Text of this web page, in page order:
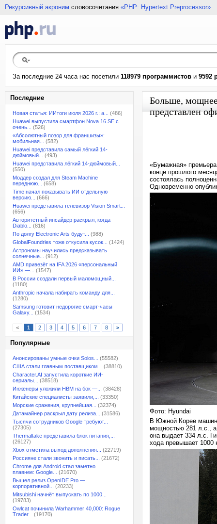
Рекурсивный акроним словосочетания «PHP: Hypertext Preprocessor»
За последние 24 часа нас посетили 118979 программистов и 9592
Последние
Новая статья: ИИтоги июля 2026 г.: а...
(486)
Huawei выпустила смартфон Nova 16 SE с
очень...
(526)
«Абсолютный позор для франшизы»:
мобильная...
(582)
Huawei представила самый лёгкий 14-
дюймовый...
(493)
Huawei представила лёгкий 14-дюймовый...
(550)
Моддер создал для Steam Machine
переднюю...
(658)
Time начал показывать ИИ отдельную
версию...
(666)
Huawei представила телевизор Vision Smart...
(656)
Авторитетный инсайдер раскрыл, когда
Diablo...
(816)
По долгу Electronic Arts будут...
(988)
GlobalFoundries тоже откусила кусок...
(1424)
Астрономы научились предсказывать
солнечные...
(912)
AMD привезёт на IFA 2026 «персональный
ИИ» —...
(1547)
В России создали первый маломощный...
(1180)
Anthropic начала набирать команду для...
(1280)
Samsung готовит недорогие смарт-часы
Galaxy...
(1534)
< 1 2 3 4 5 6 7 8 >
Популярные
Анонсированы умные очки Solos...
(55582)
США стали главным поставщиком...
(38810)
Character.AI запустила короткие ИИ-
сериалы...
(38518)
Инженеры уложили HBM на бок —...
(38428)
Китайские специалисты заявили,...
(33350)
Морские сражения, крупнейшая...
(32374)
Датамайнер раскрыл дату релиза...
(31586)
Тысячи сотрудников Google требуют...
(27305)
Thermaltake представила блок питания,...
(26127)
Xbox отметила выход дополнения...
(22719)
Россияне стали звонить и писать...
(21672)
Chrome для Android стал заметно
плавнее: Google...
(21670)
Вышел релиз OpenIDE Pro —
корпоративной...
(20233)
Mitsubishi начнёт выпускать по 1000...
(19783)
Owlcat починила Warhammer 40,000: Rogue
Trader...
(19170)
Больше,
представлен
«Бумажная» премьера
конце прошлого
состоялась
Одновременно
Фото: Hyundai
В Южной Корее
мощностью 281 л.с.,
она выдает 334 л.с.
хода превышает 1000